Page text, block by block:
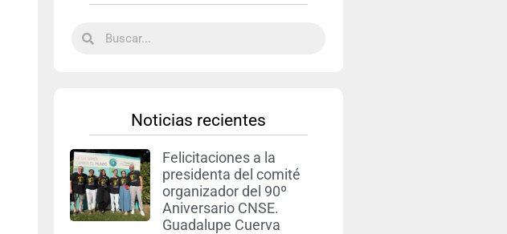
Noticias recientes
Felicitaciones a la
presidenta del comité
organizador del 90º
Aniversario CNSE.
Guadalupe Cuerva